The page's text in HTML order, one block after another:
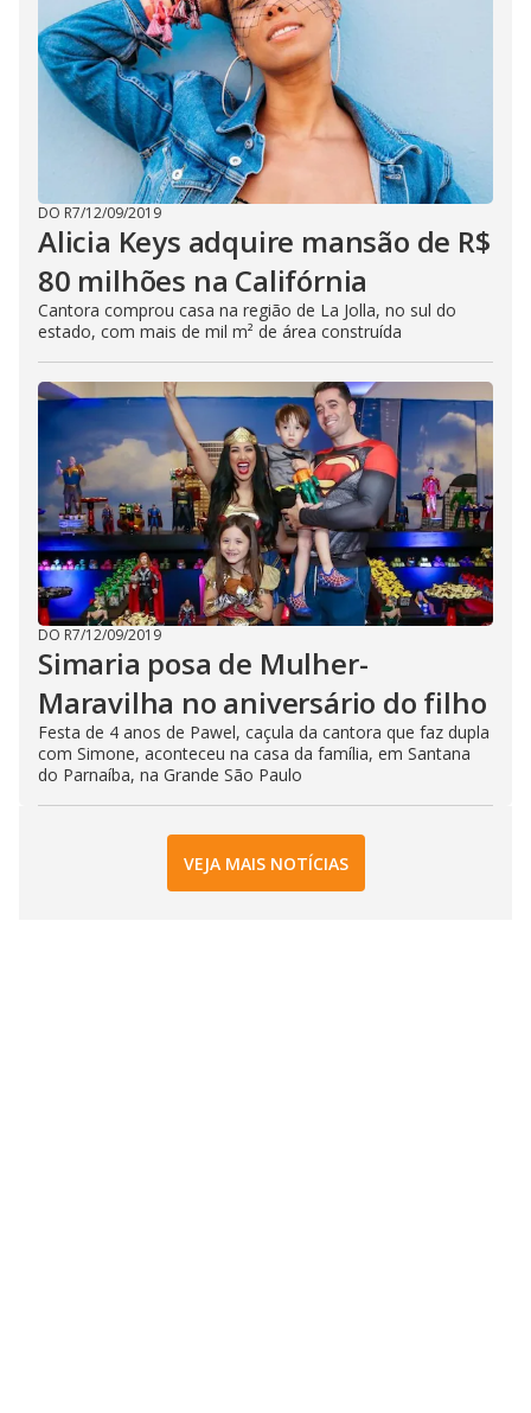
DO R7/12/09/2019
Alicia Keys adquire mansão de R$
80 milhões na Califórnia
Cantora comprou casa na região de La Jolla, no sul do
estado, com mais de mil m² de área construída
DO R7/12/09/2019
Simaria posa de Mulher-
Maravilha no aniversário do filho
Festa de 4 anos de Pawel, caçula da cantora que faz dupla
com Simone, aconteceu na casa da família, em Santana
do Parnaíba, na Grande São Paulo
VEJA MAIS NOTÍCIAS